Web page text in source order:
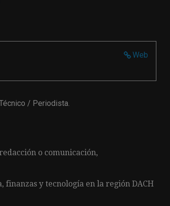
Web
/ Periodista.
o comunicación,
finanzas y tecnología en la región DACH